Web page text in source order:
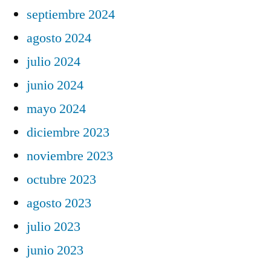
septiembre 2024
agosto 2024
julio 2024
junio 2024
mayo 2024
diciembre 2023
noviembre 2023
octubre 2023
agosto 2023
julio 2023
junio 2023